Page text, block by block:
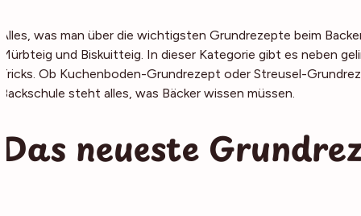
Alles, was man über die wichtigsten Grundrezepte beim
Mürbteig und Biskuitteig. In dieser Kategorie gibt es neben
Tricks. Ob Kuchenboden-Grundrezept oder Streusel-
Backschule steht alles, was Bäcker wissen müssen.
Das neueste